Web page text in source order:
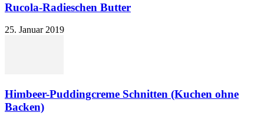
Rucola-Radieschen Butter
25. Januar 2019
Himbeer-Puddingcreme Schnitten (Kuchen ohne
Backen)